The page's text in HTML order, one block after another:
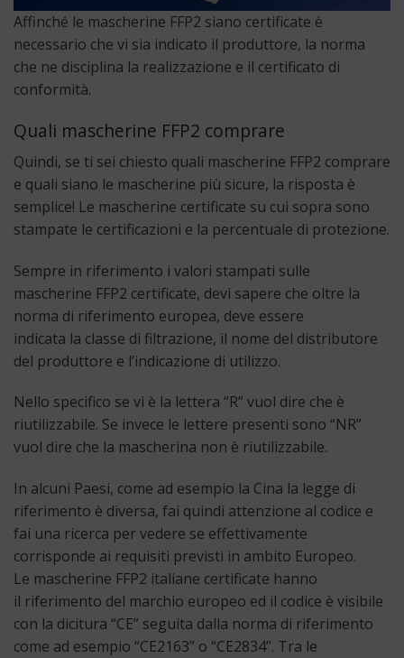
Affinché le mascherine FFP2 siano certificate è
necessario che vi sia indicato il produttore, la norma
che ne disciplina la realizzazione e il certificato di
conformità.
Quali mascherine FFP2 comprare
Quindi, se ti sei chiesto quali mascherine FFP2 comprare
e quali siano le mascherine più sicure, la risposta è
semplice! Le mascherine certificate su cui sopra sono
stampate le certificazioni e la percentuale di protezione.
Sempre in riferimento i valori stampati sulle
mascherine FFP2 certificate, devi sapere che oltre la
norma di riferimento europea, deve essere
indicata la classe di filtrazione, il nome del distributore
del produttore e l’indicazione di utilizzo.
Nello specifico se vi è la lettera “R” vuol dire che è
riutilizzabile. Se invece le lettere presenti sono “NR”
vuol dire che la mascherina non è riutilizzabile.
In alcuni Paesi, come ad esempio la Cina la legge di
riferimento è diversa, fai quindi attenzione al codice e
fai una ricerca per vedere se effettivamente
corrisponde ai requisiti previsti in ambito Europeo.
Le mascherine FFP2 italiane certificate hanno
il riferimento del marchio europeo ed il codice è visibile
con la dicitura “CE” seguita dalla norma di riferimento
come ad esempio “CE2163” o “CE2834”. Tra le